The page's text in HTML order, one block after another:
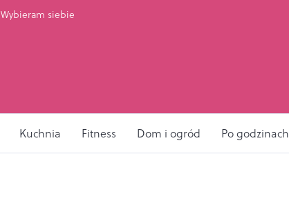
Wybieram siebie
Kuchnia Fitness Dom i ogród Po godzinach